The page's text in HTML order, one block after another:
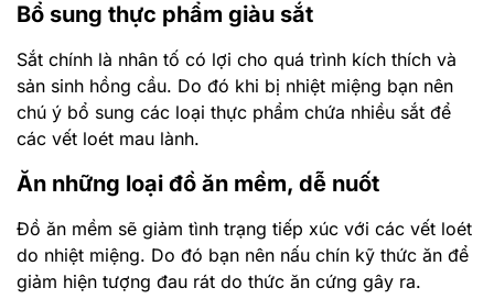
Bổ sung thực phẩm giàu sắt
Sắt chính là nhân tố có lợi cho quá trình kích thích và
sản sinh hồng cầu. Do đó khi bị nhiệt miệng bạn nên
chú ý bổ sung các loại thực phẩm chứa nhiều sắt để
các vết loét mau lành.
Ăn những loại đồ ăn mềm, dễ nuốt
Đồ ăn mềm sẽ giảm tình trạng tiếp xúc với các vết loét
do nhiệt miệng. Do đó bạn nên nấu chín kỹ thức ăn để
giảm hiện tượng đau rát do thức ăn cứng gây ra.